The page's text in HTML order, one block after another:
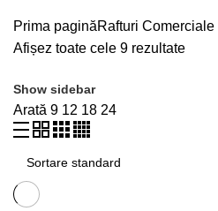
Prima paginăRafturi Comerciale
Afișez toate cele 9 rezultate
Show sidebar
Arată 9 12 18 24